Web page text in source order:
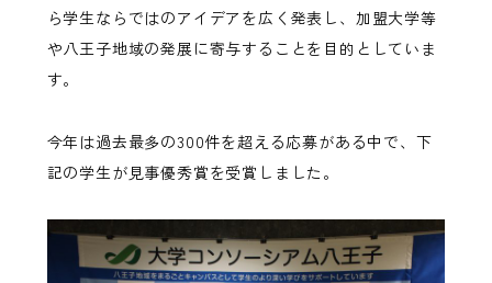
ら学生ならではのアイデアを広く発表し、加盟大学等
や八王子地域の発展に寄与することを目的としていま
す。
今年は過去最多の300件を超える応募がある中で、下
記の学生が見事優秀賞を受賞しました。